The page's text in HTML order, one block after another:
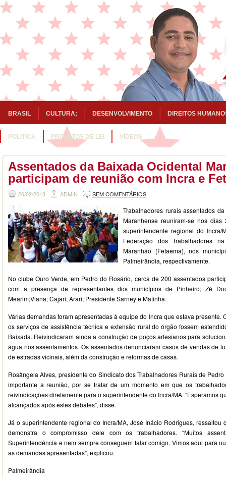
BRASIL CULTURA; DESENVOLVIMENTO DIREITOS
POLITICA PROJETOS DE LEI VÍDEOS
Assentados da Baixada Ocidental
participam de reunião com Incra e
26/02/2013 ADMIN SEM COMENTÁRIOS
Trabalhadores rurais assentados
Maranhense reuniram-se nos
superintendente regional do
Federação dos Trabalhadores
Maranhão (Fetaema), nos
Palmeirândia, respectivamente.
No clube Ouro Verde, em Pedro do Rosário, cerca de 200 assentados
com a presença de representantes dos municípios de Pinheiro; Zé
Mearim;Viana; Cajari; Arari; Presidente Sarney e Matinha.
Várias demandas foram apresentadas à equipe do Incra que estava presente.
os serviços de assistência técnica e extensão rural do órgão fossem
Baixada. Reivindicaram ainda a construção de poços artesianos para
água nos assentamentos. Os assentados denunciaram casos de vendas de
de estradas vicinais, além da construção e reformas de casas.
Rosângela Alves, presidente do Sindicato dos Trabalhadores Rurais de
importante a reunião, por se tratar de um momento em que os
reivindicações diretamente para o superintendente do Incra/MA. “Esperamos
alcançados após estes debates”, disse.
Já o superintendente regional do Incra/MA, José Inácio Rodrigues, ressaltou
demonstra o compromisso dele com os trabalhadores. “Muitos
Superintendência e nem sempre conseguem falar comigo. Vimos aqui para
as demandas apresentadas”, explicou.
Palmeirândia